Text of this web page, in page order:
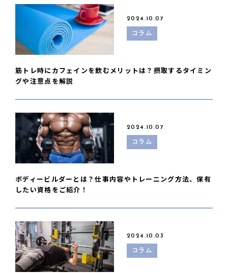
2024.10.07
コラム
筋トレ時にカフェインを飲むメリットは？摂取するタイミン
グや注意点を解説
2024.10.07
コラム
ボディービルダーとは？仕事内容やトレーニング方法、保有
したい資格をご紹介！
2024.10.03
コラム